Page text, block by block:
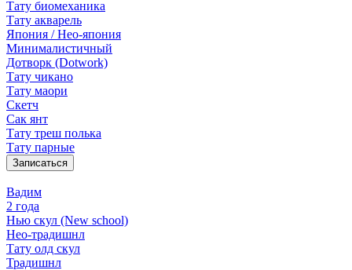
Тату биомеханика
Тату акварель
Япония / Нео-япония
Минималистичный
Дотворк (Dotwork)
Тату чикано
Тату маори
Скетч
Сак янт
Тату треш полька
Тату парные
Записаться
Вадим
2 года
Нью скул (New school)
Нео-традишнл
Тату олд скул
Традишнл